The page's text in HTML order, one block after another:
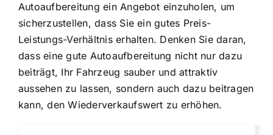
Autoaufbereitung ein Angebot einzuholen, um
sicherzustellen, dass Sie ein gutes Preis-
Leistungs-Verhältnis erhalten. Denken Sie daran,
dass eine gute Autoaufbereitung nicht nur dazu
beiträgt, Ihr Fahrzeug sauber und attraktiv
aussehen zu lassen, sondern auch dazu beitragen
kann, den Wiederverkaufswert zu erhöhen.